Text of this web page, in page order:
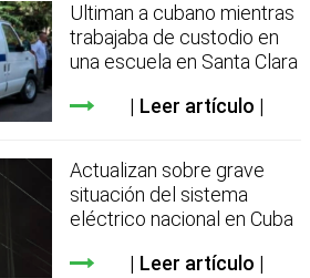
Ultiman a cubano mientras
trabajaba de custodio en
una escuela en Santa Clara
Leer artículo
Actualizan sobre grave
situación del sistema
eléctrico nacional en Cuba
Leer artículo